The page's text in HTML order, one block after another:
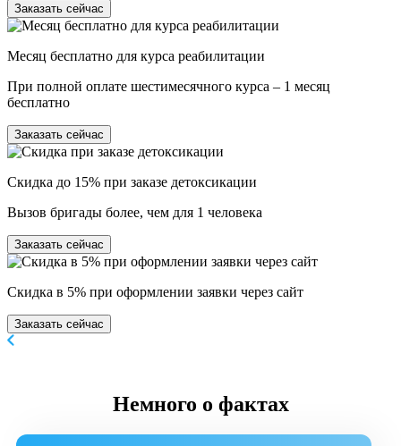
Заказать сейчас
Месяц бесплатно для курса реабилитации
При полной оплате шестимесячного курса – 1 месяц
бесплатно
Заказать сейчас
Скидка до 15% при заказе детоксикации
Вызов бригады более, чем для 1 человека
Заказать сейчас
Скидка в 5% при оформлении заявки через сайт
Заказать сейчас
Немного о фактах